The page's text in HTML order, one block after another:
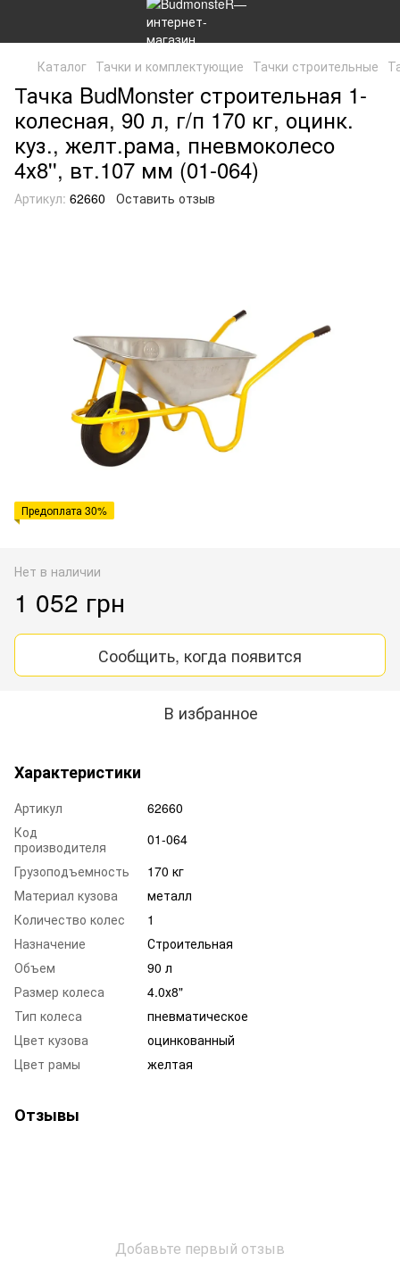
Каталог Тачки и комплектующие Тачки строительные
Тачка BudMonster строительная 1-
колесная, 90 л, г/п 170 кг, оцинк.
куз., желт.рама, пневмоколесо
4х8'', вт.107 мм (01-064)
Артикул: 62660 Оставить отзыв
Предоплата 30%
Нет в наличии
1 052 грн
Сообщить, когда появится
В избранное
Характеристики
Артикул
62660
Код
производителя
01-064
Грузоподъемность
170 кг
Материал кузова
металл
Количество колес
1
Назначение
Строительная
Объем
90 л
Размер колеса
4.0х8"
Тип колеса
пневматическое
Цвет кузова
оцинкованный
Цвет рамы
желтая
Отзывы
Добавьте первый отзыв